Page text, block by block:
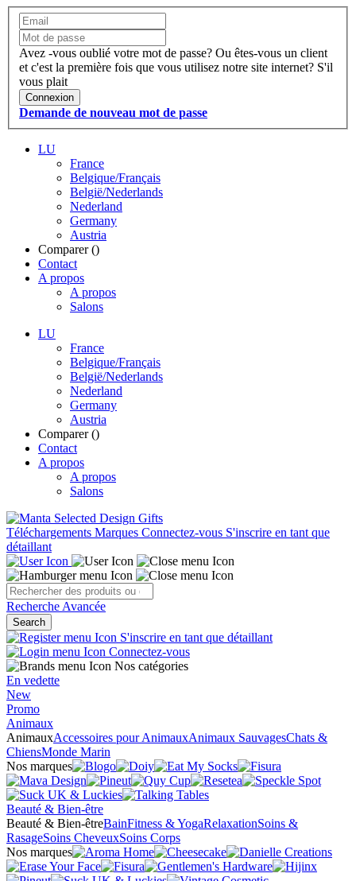
Avez -vous oublié votre mot de passe? Ou êtes-vous un client
et c'est la première fois que vous utilisez notre site internet? S'il
vous plait
Connexion
Demande de nouveau mot de passe
LU
France
Belgique/Français
België/Nederlands
Nederland
Germany
Austria
Comparer ()
Contact
A propos
A propos
Salons
LU
France
Belgique/Français
België/Nederlands
Nederland
Germany
Austria
Comparer ()
Contact
A propos
A propos
Salons
Téléchargements Marques Connectez-vous S'inscrire en tant que
détaillant
Recherche Avancée
Search
S'inscrire en tant que détaillant
Connectez-vous
Nos catégories
En vedette
New
Promo
Animaux
AnimauxAccessoires pour AnimauxAnimaux SauvagesChats &
ChiensMonde Marin
Nos marques
Beauté & Bien-être
Beauté & Bien-êtreBainFitness & YogaRelaxationSoins &
RasageSoins CheveuxSoins Corps
Nos marques